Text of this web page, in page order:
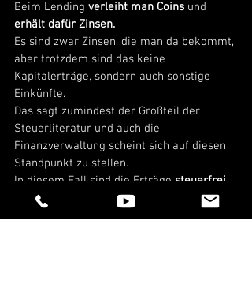
Beim Lending verleiht man Coins und
erhält dafür Zinsen.
Es sind zwar Zinsen, die man da bekommt,
aber trotzdem sind das keine
Kapitalerträge, sondern auch sonstige
Einkünfte.
Das sagt zumindest der Großteil der
Steuerliteratur und auch die
Finanzverwaltung scheint sich auf diesen
Standpunkt zu stellen.
In diesem Fall sind die Erträge steuerfrei
solange die Gewinne unter 256€ pro
Kalenderjahr betragen.